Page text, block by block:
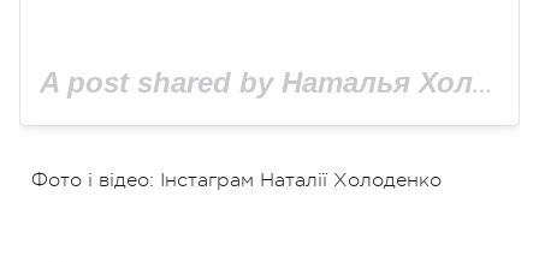
A post shared by Наталья Холоденко (@kholodenkon)
Фото і відео: Інстаграм Наталії Холоденко